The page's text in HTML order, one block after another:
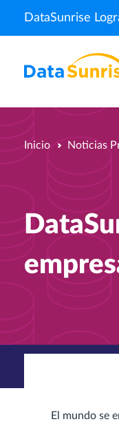
DataSunrise
Inicio Noticias
El mundo se